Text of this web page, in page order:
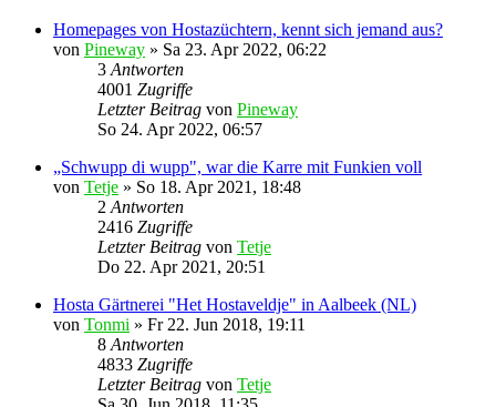
Homepages von Hostazüchtern, kennt sich jemand aus?
von Pineway » Sa 23. Apr 2022, 06:22
3 Antworten
4001 Zugriffe
Letzter Beitrag von Pineway
So 24. Apr 2022, 06:57
„Schwupp di wupp", war die Karre mit Funkien voll
von Tetje » So 18. Apr 2021, 18:48
2 Antworten
2416 Zugriffe
Letzter Beitrag von Tetje
Do 22. Apr 2021, 20:51
Hosta Gärtnerei "Het Hostaveldje" in Aalbeek (NL)
von Tonmi » Fr 22. Jun 2018, 19:11
8 Antworten
4833 Zugriffe
Letzter Beitrag von Tetje